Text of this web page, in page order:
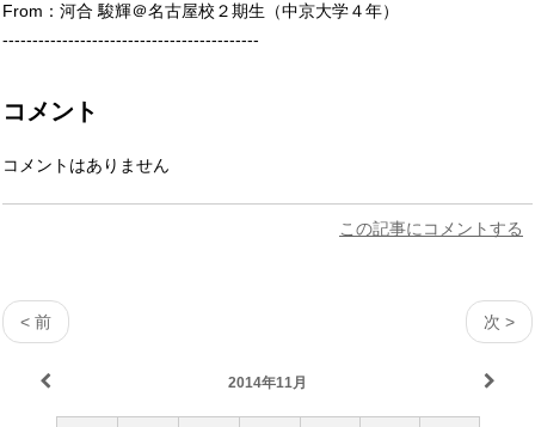
From：河合 駿輝＠名古屋校２期生（中京大学４年）
-------------------------------------------
コメント
コメントはありません
この記事にコメントする
< 前 次 >
2014年11月